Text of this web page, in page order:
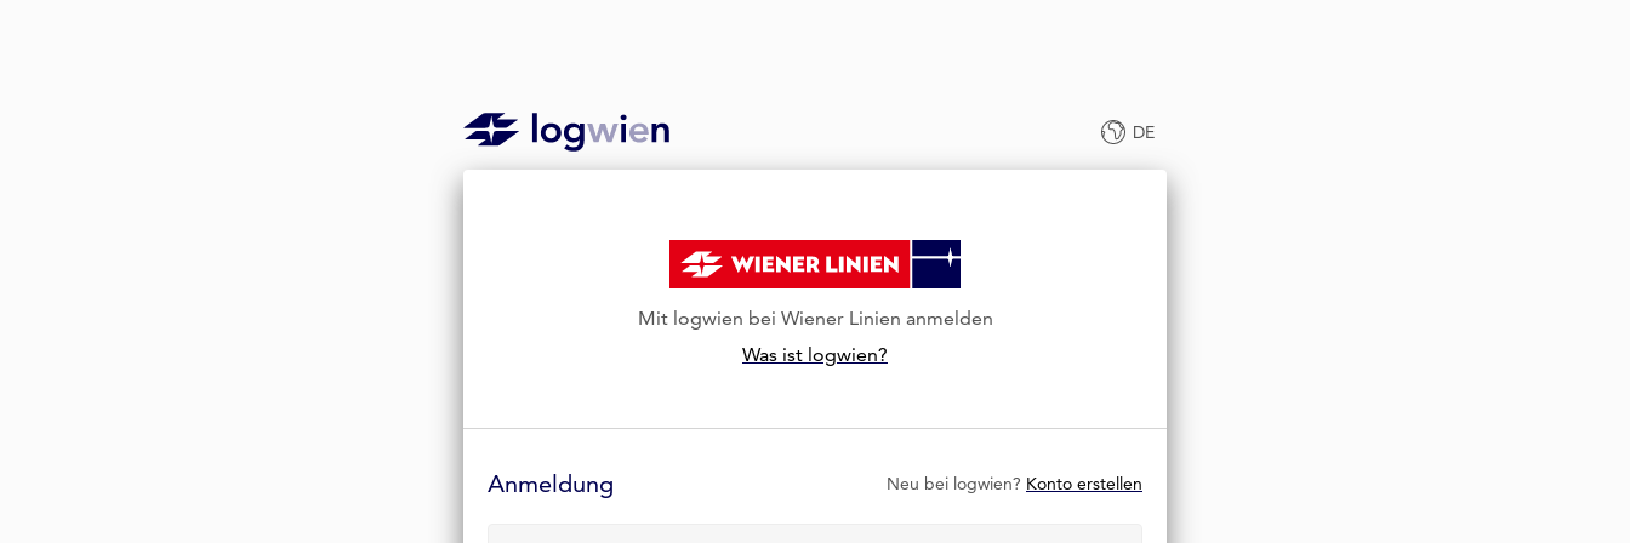
DE
Mit logwien bei Wiener Linien anmelden
Was ist logwien?
Formular
Anmeldung Neu bei logwien? Konto erstellen